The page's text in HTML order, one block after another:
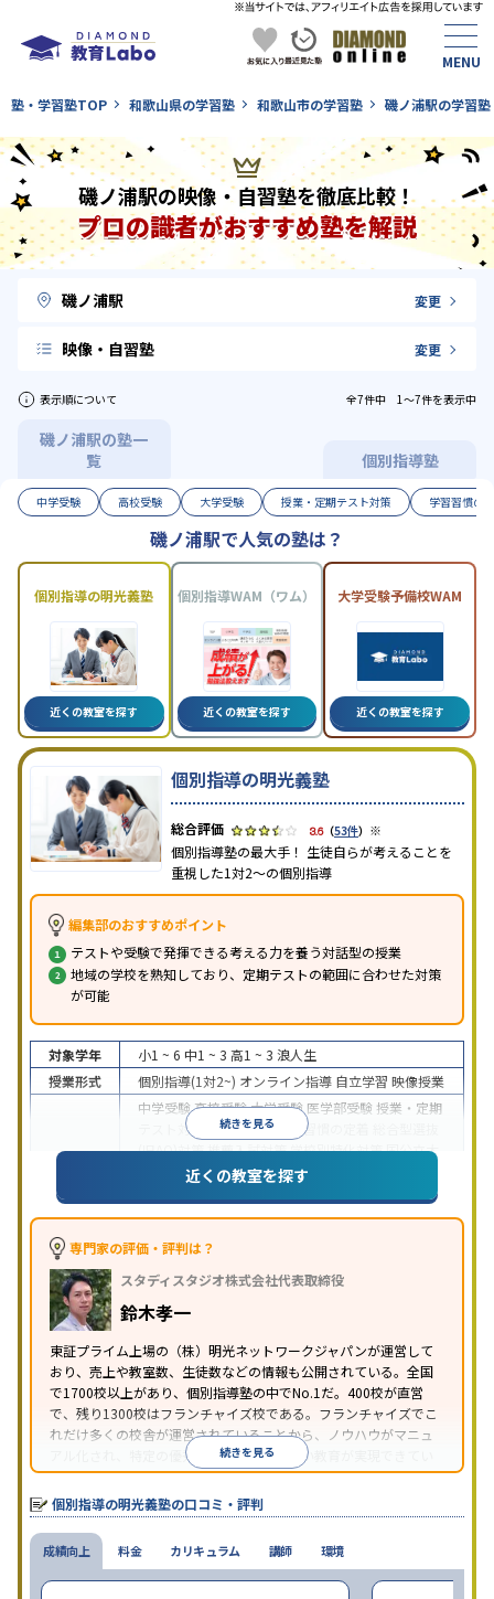
塾・学習塾TOP 和歌山県の学習塾 和歌山市の学習塾 磯ノ浦駅の学習塾
磯ノ浦駅の映像・自習塾を徹底比較！
プロの識者がおすすめ塾を解説
磯ノ浦駅 変更
映像・自習塾 変更
表示順について 全7件中 1〜7件を表示中
磯ノ浦駅の塾一
覧
個別指導塾
中学受験 高校受験 大学受験 授業・定期テスト対策 学習習慣の
磯ノ浦駅で人気の塾は？
個別指導の明光義塾
近くの教室を探す
個別指導WAM（ワム）
近くの教室を探す
大学受験予備校WAM
近くの教室を探す
個別指導の明光義塾
3.6（53件） ※
個別指導塾の最大手！ 生徒自らが考えることを
重視した1対2〜の個別指導
編集部のおすすめポイント
テストや受験で発揮できる考える力を養う対話型の授業
地域の学校を熟知しており、定期テストの範囲に合わせた対策
が可能
続きを見る
対象学年 小1 ~ 6 中1 ~ 3 高1 ~ 3 浪人生
授業形式
個別指導(1対2~) オンライン指導 自立学習 映像授業
中学受験高校受験大学受験 医学部受験 授業・定期
テスト対策
内申点対策 学習習慣の定着
(旧AO)対策推薦入試対策学校別特化対策国公立大
私大対策共通テスト対策
英語・英会話特化
対策その他科目別特化対策
特徴
中高一貫校生に対応
の振替可能
を利用オンライン対応1科目から受講可能
習のみの受講可
り
※2023年3月調査。小学校高学年の個別指導塾アンケート調査方法を参
近くの教室を探す
専門家の評価・評判は？
スタディスタジオ株式会社代表取締役
鈴木孝一
東証プライム上場の（株）明光ネットワークジャパンが運営して
おり、売上や教室数、生徒数などの情報も公開されている。全国
で1700校以上があり、個別指導塾の中でNo.1だ。400校が直営
で、残り1300校はフランチャイズ校である。フランチャイズでこ
れだけ多くの校舎が運営されていることから、ノウハウがマニュ
アル化され、特定の優秀な人材に依存しない教育が実現できてい
ることが推測される。
続きを見る
個別指導の明光義塾の口コミ・評判
成績向上 料金 カリキュラム 講師 環境